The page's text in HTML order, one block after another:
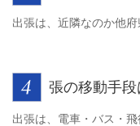
出張は、近隣なのか他府
張の移動手
出張は、電車・バス・